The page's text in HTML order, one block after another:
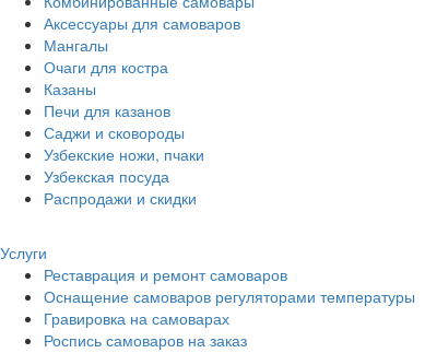
Аксессуары для самоваров
Мангалы
Очаги для костра
Казаны
Печи для казанов
Саджи и сковороды
Узбекские ножи, пчаки
Узбекская посуда
Распродажи и скидки
Услуги
Реставрация и ремонт самоваров
Оснащение самоваров регуляторами температуры
Гравировка на самоварах
Роспись самоваров на заказ